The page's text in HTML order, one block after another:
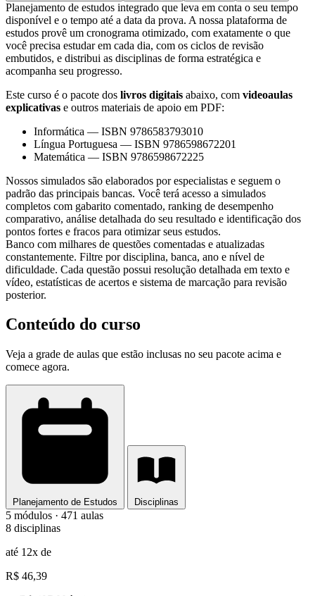
Planejamento de estudos integrado que leva em conta o seu tempo
disponível e o tempo até a data da prova. A nossa plataforma de
estudos provê um cronograma otimizado, com exatamente o que
você precisa estudar em cada dia, com os ciclos de revisão
embutidos, e distribui as disciplinas de forma estratégica e
acompanha seu progresso.
Este curso é o pacote dos livros digitais abaixo, com videoaulas
explicativas e outros materiais de apoio em PDF:
Informática — ISBN 9786583793010
Língua Portuguesa — ISBN 9786598672201
Matemática — ISBN 9786598672225
Nossos simulados são elaborados por especialistas e seguem o
padrão das principais bancas. Você terá acesso a simulados
completos com gabarito comentado, ranking de desempenho
comparativo, análise detalhada do seu resultado e identificação dos
pontos fortes e fracos para otimizar seus estudos.
Banco com milhares de questões comentadas e atualizadas
constantemente. Filtre por disciplina, banca, ano e nível de
dificuldade. Cada questão possui resolução detalhada em texto e
vídeo, estatísticas de acertos e sistema de marcação para revisão
posterior.
Conteúdo do curso
Veja a grade de aulas que estão inclusas no seu pacote acima e
comece agora.
Planejamento de Estudos Disciplinas
5 módulos · 471 aulas
8 disciplinas
até 12x de
R$ 46,39